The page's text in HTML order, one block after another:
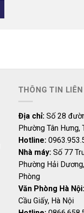
THÔNG TIN LIÊN
Địa chỉ:Số 28
Phường Tân Hưng,
Hotline:
Nhà máy:Số 77
Phường Hải
Phòng
Văn Phòng Hà Nội:
Cầu Giấy, Hà Nội